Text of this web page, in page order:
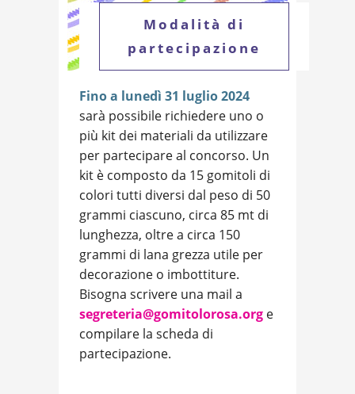
Modalità di
partecipazione
Fino a lunedì 31 luglio 2024
sarà possibile richiedere uno o
più kit dei materiali da utilizzare
per partecipare al concorso. Un
kit è composto da 15 gomitoli di
colori tutti diversi dal peso di 50
grammi ciascuno, circa 85 mt di
lunghezza, oltre a circa 150
grammi di lana grezza utile per
decorazione o imbottiture.
Bisogna scrivere una mail a
segreteria@gomitolorosa.org e
compilare la scheda di
partecipazione.